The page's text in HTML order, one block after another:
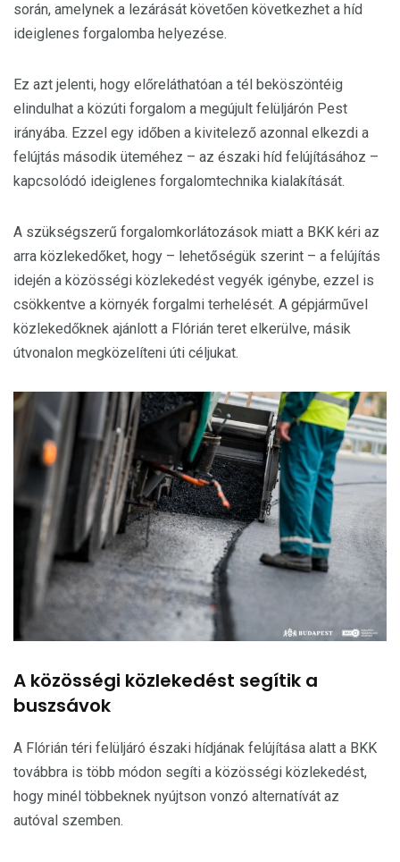
során, amelynek a lezárását követően következhet a híd
ideiglenes forgalomba helyezése.
Ez azt jelenti, hogy előreláthatóan a tél beköszöntéig
elindulhat a közúti forgalom a megújult felüljárón Pest
irányába. Ezzel egy időben a kivitelező azonnal elkezdi a
felújtás második üteméhez – az északi híd felújításához –
kapcsolódó ideiglenes forgalomtechnika kialakítását.
A szükségszerű forgalomkorlátozások miatt a BKK kéri az
arra közlekedőket, hogy – lehetőségük szerint – a felújítás
idején a közösségi közlekedést vegyék igénybe, ezzel is
csökkentve a környék forgalmi terhelését. A gépjárművel
közlekedőknek ajánlott a Flórián teret elkerülve, másik
útvonalon megközelíteni úti céljukat.
A közösségi közlekedést segítik a
buszsávok
A Flórián téri felüljáró északi hídjának felújítása alatt a BKK
továbbra is több módon segíti a közösségi közlekedést,
hogy minél többeknek nyújtson vonzó alternatívát az
autóval szemben.